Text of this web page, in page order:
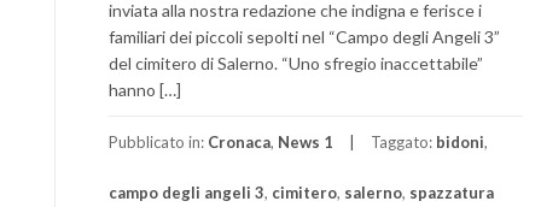
inviata alla nostra redazione che indigna e ferisce i
familiari dei piccoli sepolti nel “Campo degli Angeli 3”
del cimitero di Salerno. “Uno sfregio inaccettabile”
hanno […]
Pubblicato in: Cronaca, News 1 Taggato: bidoni,
campo degli angeli 3, cimitero, salerno, spazzatura